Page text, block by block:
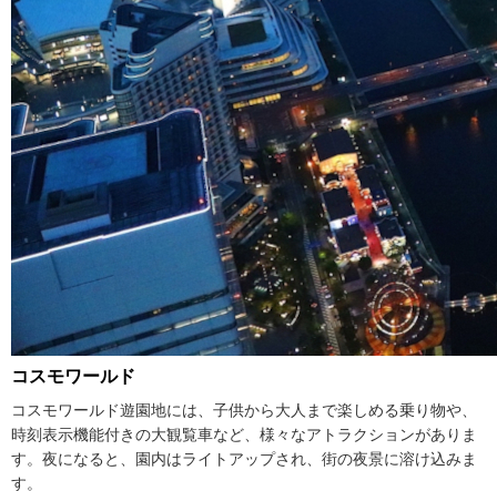
コスモワールド
コスモワールド遊園地には、子供から大人まで楽しめる乗り物や、
時刻表示機能付きの大観覧車など、様々なアトラクションがありま
す。夜になると、園内はライトアップされ、街の夜景に溶け込みま
す。